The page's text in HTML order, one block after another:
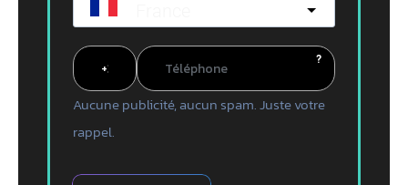
?
Aucune publicité, aucun spam. Juste votre
rappel.